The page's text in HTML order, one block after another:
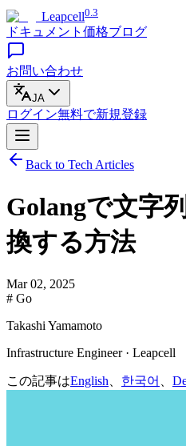
Leapcell0.3
ドキュメント 価格ブログ
お問い合わせ
JA
ログイン無料で新規登録
Back to Tech Articles
Golangで文字
換する方法
Mar 02, 2025
# Go
Takashi Yamamoto
Infrastructure Engineer · Leapcell
この記事はEnglish 한국어